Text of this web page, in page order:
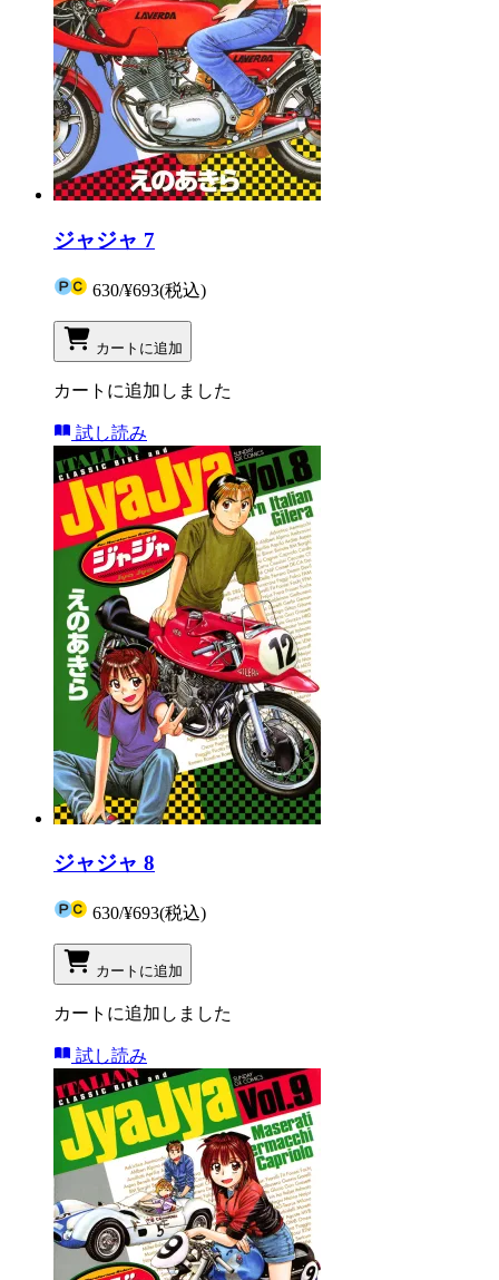
ジャジャ 7
630/¥693(税込)
カートに追加
カートに追加しました
試し読み
ジャジャ 8
630/¥693(税込)
カートに追加
カートに追加しました
試し読み